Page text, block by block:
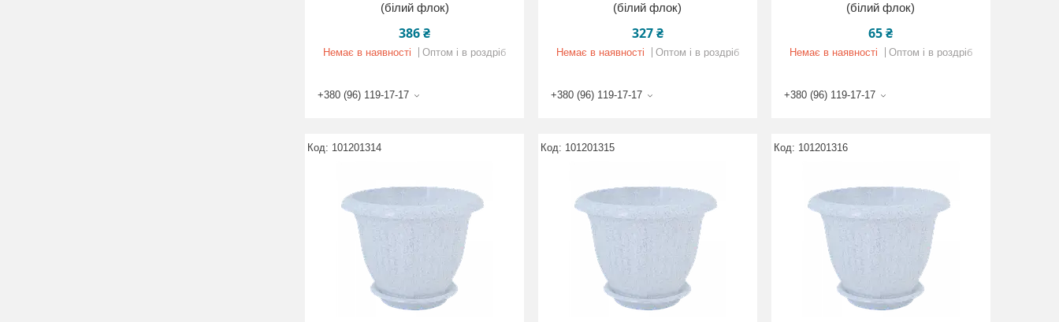
(білий флок)
386 ₴
Немає в наявності Оптом і в роздріб
+380 (96) 119-17-17
(білий флок)
327 ₴
Немає в наявності Оптом і в роздріб
+380 (96) 119-17-17
(білий флок)
65 ₴
Немає в наявності Оптом і в роздріб
+380 (96) 119-17-17
101201314 101201315 101201316